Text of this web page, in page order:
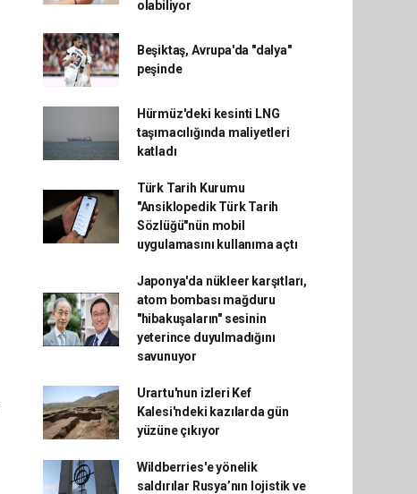
olabiliyor
Beşiktaş, Avrupa'da "dalya"
peşinde
Hürmüz'deki kesinti LNG
taşımacılığında maliyetleri
katladı
Türk Tarih Kurumu
"Ansiklopedik Türk Tarih
Sözlüğü"nün mobil
uygulamasını kullanıma açtı
Japonya'da nükleer karşıtları,
atom bombası mağduru
"hibakuşaların" sesinin
yeterince duyulmadığını
savunuyor
Urartu'nun izleri Kef
Kalesi'ndeki kazılarda gün
yüzüne çıkıyor
Wildberries'e yönelik
saldırılar Rusya’nın lojistik ve